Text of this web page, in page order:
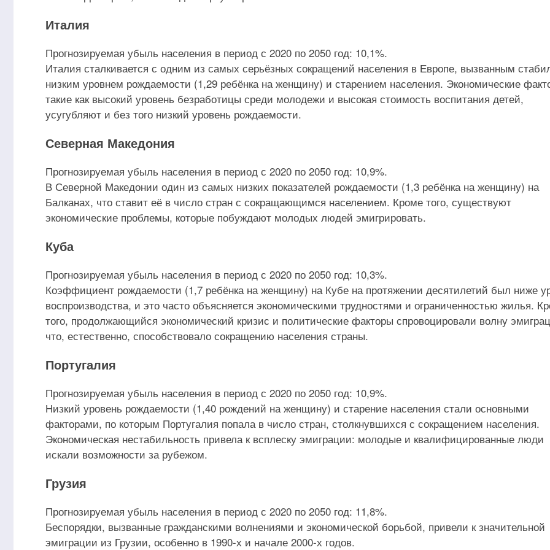
Италия
Прогнозируемая убыль населения в период с 2020 по 2050 год: 10,1%.
Италия сталкивается с одним из самых серьёзных сокращений населения в Европе, вызванным
низким уровнем рождаемости (1,29 ребёнка на женщину) и старением населения. Экономические
такие как высокий уровень безработицы среди молодежи и высокая стоимость воспитания детей,
усугубляют и без того низкий уровень рождаемости.
Северная Македония
Прогнозируемая убыль населения в период с 2020 по 2050 год: 10,9%.
В Северной Македонии один из самых низких показателей рождаемости (1,3 ребёнка на женщину) на
Балканах, что ставит её в число стран с сокращающимся населением. Кроме того, существуют
экономические проблемы, которые побуждают молодых людей эмигрировать.
Куба
Прогнозируемая убыль населения в период с 2020 по 2050 год: 10,3%.
Коэффициент рождаемости (1,7 ребёнка на женщину) на Кубе на протяжении десятилетий был ниже
воспроизводства, и это часто объясняется экономическими трудностями и ограниченностью жилья.
того, продолжающийся экономический кризис и политические факторы спровоцировали волну
что, естественно, способствовало сокращению населения страны.
Португалия
Прогнозируемая убыль населения в период с 2020 по 2050 год: 10,9%.
Низкий уровень рождаемости (1,40 рождений на женщину) и старение населения стали основными
факторами, по которым Португалия попала в число стран, столкнувшихся с сокращением населения.
Экономическая нестабильность привела к всплеску эмиграции: молодые и квалифицированные люди
искали возможности за рубежом.
Грузия
Прогнозируемая убыль населения в период с 2020 по 2050 год: 11,8%.
Беспорядки, вызванные гражданскими волнениями и экономической борьбой, привели к значительной
эмиграции из Грузии, особенно в 1990-х и начале 2000-х годов.